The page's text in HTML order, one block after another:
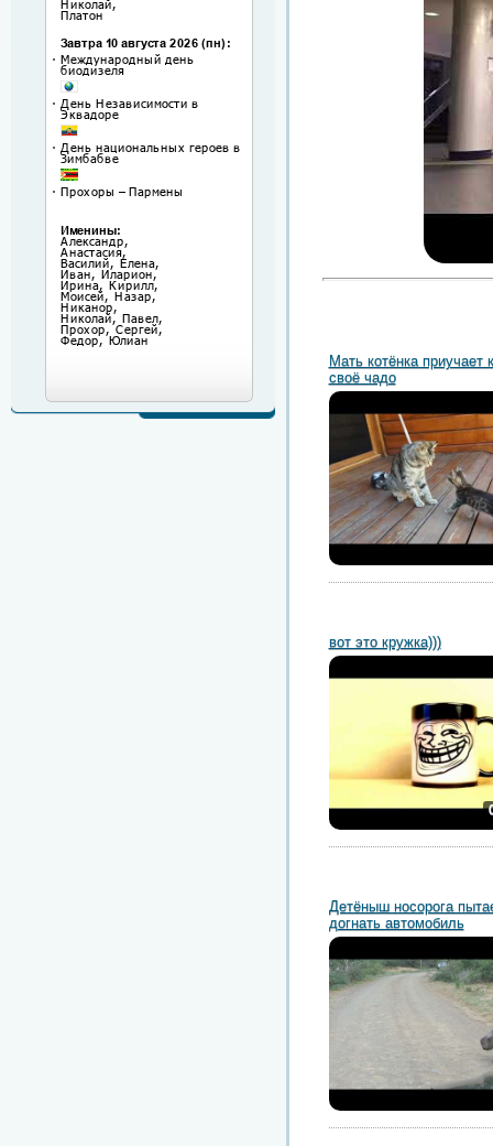
Мать котёнка приучает
своё чадо
вот это кружка)))
Детёныш носорога
догнать автомобиль